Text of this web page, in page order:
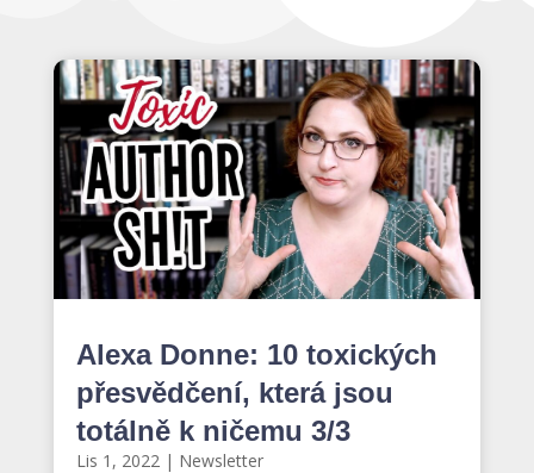
Alexa Donne: 10 toxických
přesvědčení, která jsou
totálně k ničemu 3/3
Lis 1, 2022| Newsletter